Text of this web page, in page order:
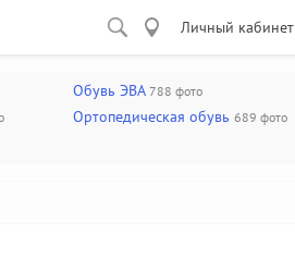
Личный кабинет
Обувь ЭВА 788 фото
Ортопедическая обувь 689 фото